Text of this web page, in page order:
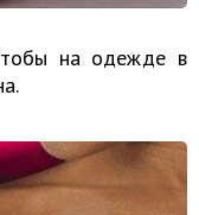
на одежде в